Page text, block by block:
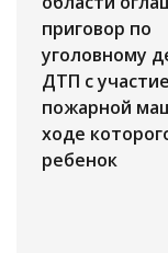
приговор по
уголовному
ДТП с
пожарной
ходе
ребенок